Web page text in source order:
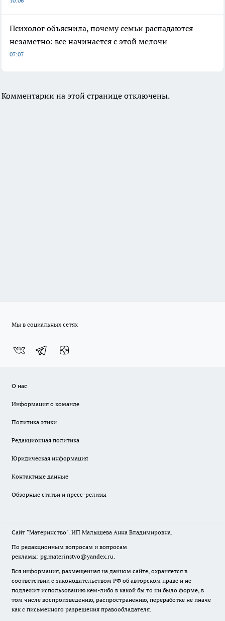
Психолог объяснила, почему семьи распадаются
незаметно: все начинается с этой мелочи
07:07
Комментарии на этой странице отключены.
Мы в социальных сетях
О нас
Информация о команде
Политика этики
Редакционная политика
Юридическая информация
Контактные данные
Обзорные статьи и пресс-релизы
Сайт "Материнство". ИП Малышева Анна Владимировна.
По редакционным вопросам и вопросам
рекламы: pg.materinstvo@yandex.ru.
Вся информация, размещенная на данном сайте, охраняется в
соответствии с законодательством РФ об авторском праве и не
подлежит использованию кем-либо в какой бы то ни было форме, в
том числе воспроизведению, распространению, переработке не иначе
как с письменного разрешения правообладателя.